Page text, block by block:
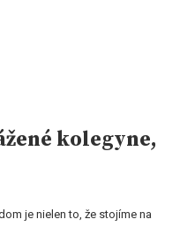
kolegyne,
je nielen to, že stojíme na